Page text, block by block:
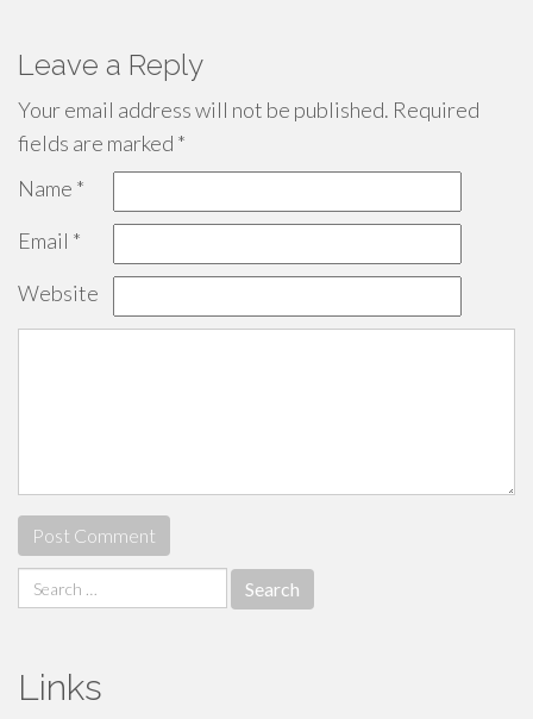
Leave a Reply
Your email address will not be published. Required
fields are marked *
Name *
Email *
Website
Search
for:
Links